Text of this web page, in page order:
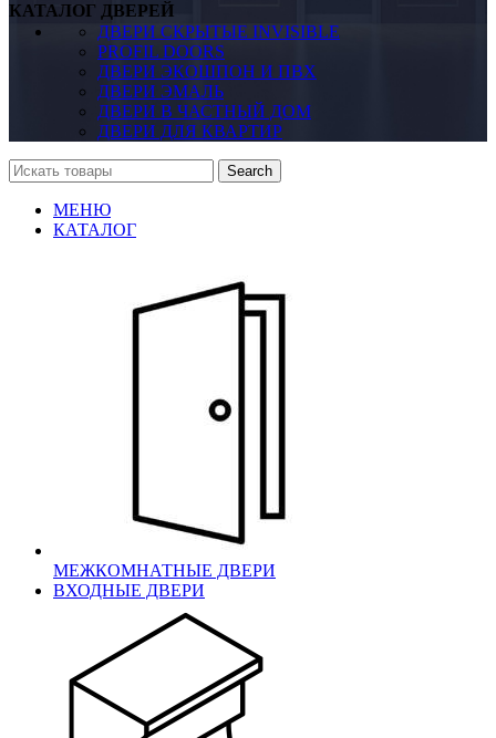
КАТАЛОГ ДВЕРЕЙ
ДВЕРИ СКРЫТЫЕ INVISIBLE
PROFIL DOORS
ДВЕРИ ЭКОШПОН И ПВХ
ДВЕРИ ЭМАЛЬ
ДВЕРИ В ЧАСТНЫЙ ДОМ
ДВЕРИ ДЛЯ КВАРТИР
Search
МЕНЮ
КАТАЛОГ
МЕЖКОМНАТНЫЕ ДВЕРИ
ВХОДНЫЕ ДВЕРИ